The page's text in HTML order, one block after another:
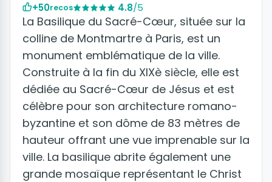
+50recos 4.8/5
La Basilique du Sacré-Cœur, située sur la
colline de Montmartre à Paris, est un
monument emblématique de la ville.
Construite à la fin du XIXè siècle, elle est
dédiée au Sacré-Cœur de Jésus et est
célèbre pour son architecture romano-
byzantine et son dôme de 83 mètres de
hauteur offrant une vue imprenable sur la
ville. La basilique abrite également une
grande mosaïque représentant le Christ